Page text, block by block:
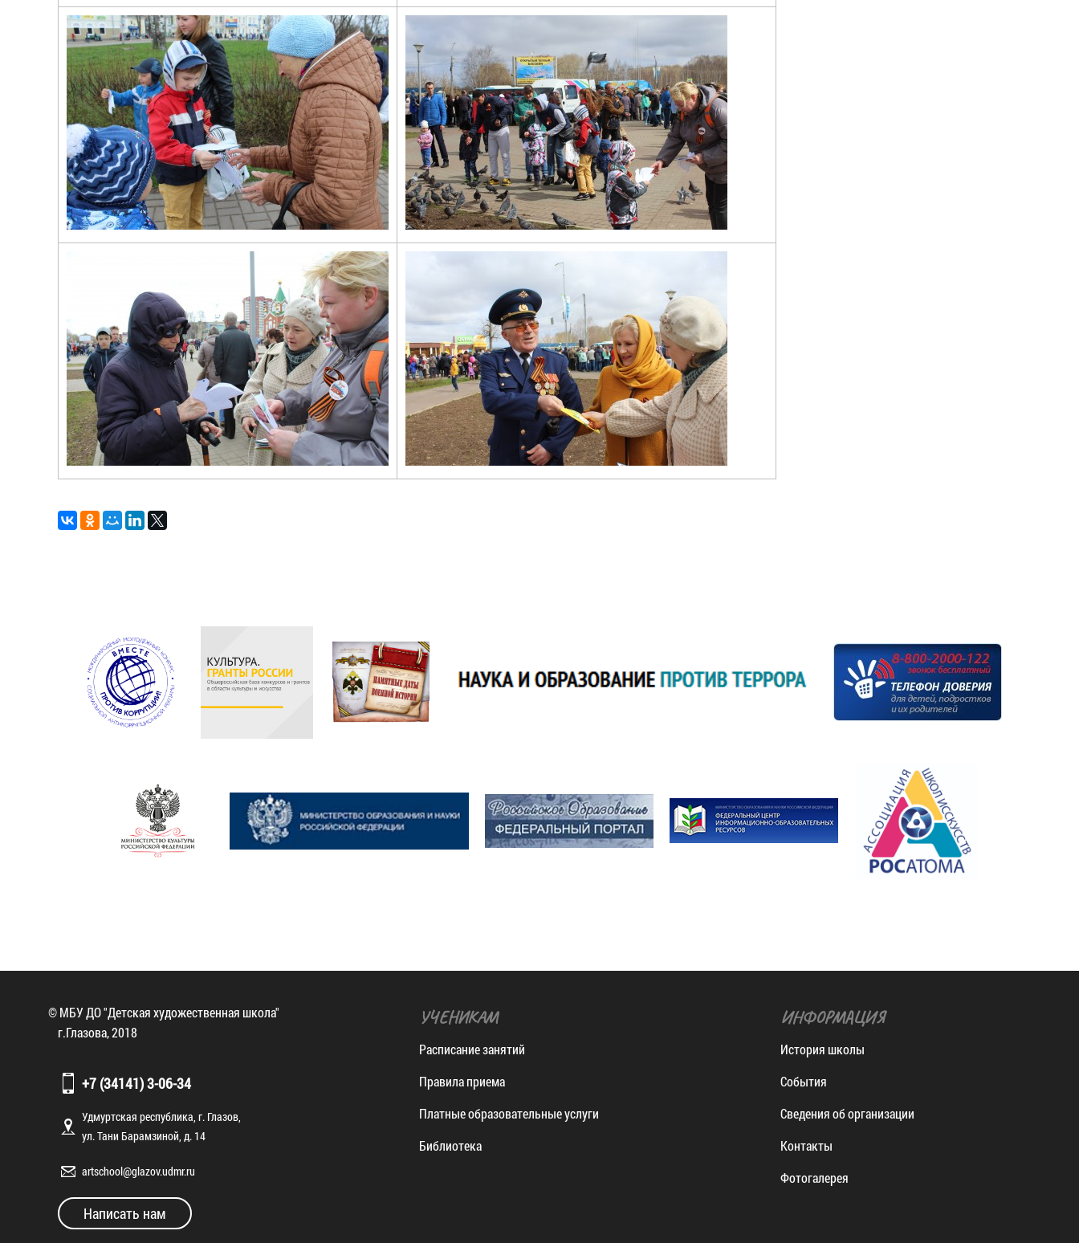
© МБУ ДО "Детская художественная школа"
г.Глазова, 2018
+7 (34141) 3-06-34
Удмуртская республика, г. Глазов,
ул. Тани Барамзиной, д. 14
artschool@glazov.udmr.ru
Написать нам
УЧЕНИКАМ
Расписание занятий
Правила приема
Платные образовательные услуги
Библиотека
ИНФОРМАЦИЯ
История школы
События
Сведения об организации
Контакты
Фотогалерея